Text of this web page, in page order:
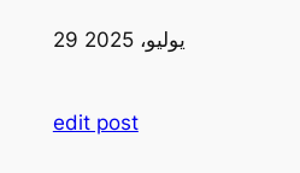
29 يوليو، 2025
edit post